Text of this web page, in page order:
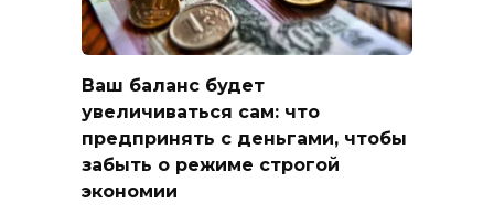
Ваш баланс будет
увеличиваться сам: что
предпринять с деньгами, чтобы
забыть о режиме строгой
экономии